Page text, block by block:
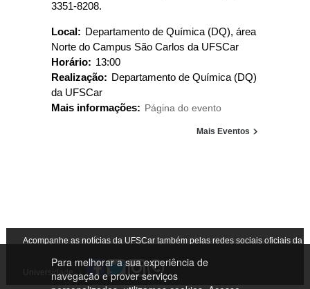
Para melhorar a sua experiência de
navegação e prover serviços
3351-8208.
Local: Departamento de Química (DQ), área
Norte do Campus São Carlos da UFSCar
Horário: 13:00
Realização: Departamento de Química (DQ)
da UFSCar
Mais informações: Página do evento
Mais Eventos
Acompanhe as notícias da UFSCar também pelas redes sociais oficiais da
Universidade